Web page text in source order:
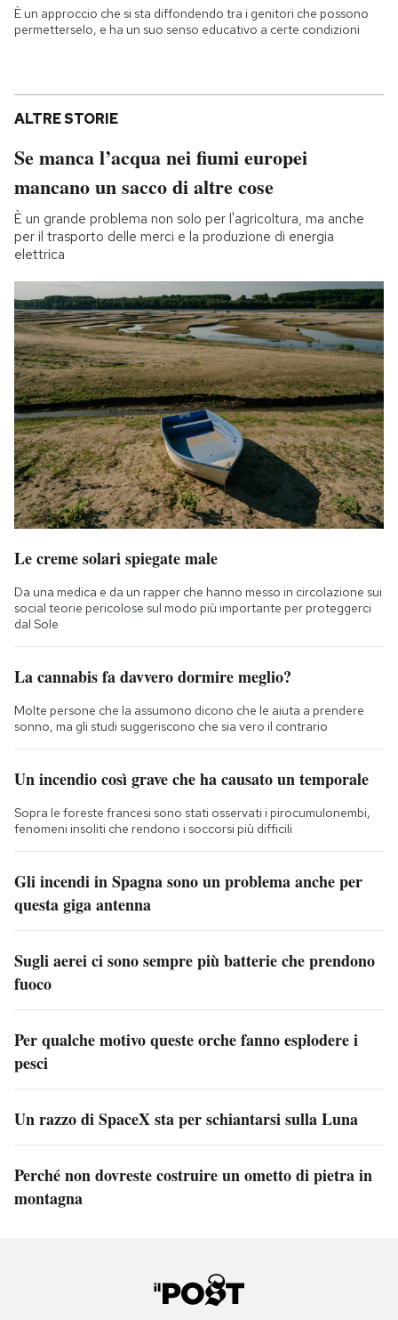
È un approccio che si sta diffondendo tra i genitori che possono
permetterselo, e ha un suo senso educativo a certe condizioni
ALTRE STORIE
Se manca l’acqua nei fiumi europei
mancano un sacco di altre cose
È un grande problema non solo per l'agricoltura, ma anche
per il trasporto delle merci e la produzione di energia
elettrica
Le creme solari spiegate male
Da una medica e da un rapper che hanno messo in circolazione sui
social teorie pericolose sul modo più importante per proteggerci
dal Sole
La cannabis fa davvero dormire meglio?
Molte persone che la assumono dicono che le aiuta a prendere
sonno, ma gli studi suggeriscono che sia vero il contrario
Un incendio così grave che ha causato un temporale
Sopra le foreste francesi sono stati osservati i pirocumulonembi,
fenomeni insoliti che rendono i soccorsi più difficili
Gli incendi in Spagna sono un problema anche per
questa giga antenna
Sugli aerei ci sono sempre più batterie che prendono
fuoco
Per qualche motivo queste orche fanno esplodere i
pesci
Un razzo di SpaceX sta per schiantarsi sulla Luna
Perché non dovreste costruire un ometto di pietra in
montagna